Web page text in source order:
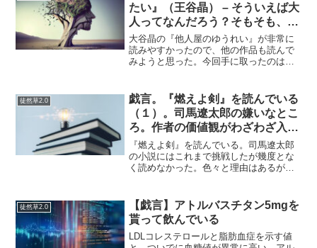
たい』（王谷晶） – そういえば大
人ってなんだろう？そもそも、大
人がフィクションだろう？？-
大谷晶の『他人屋のゆうれい』が非常に
読みやすかったので、他の作品も読んで
みようと思った。今回手に取ったのは、
なんだよな」と共感できることが多く、
みんなだいたい同じこ...
徒然草2.0
戯言。『燃えよ剣』を読んでいる
（１）。司馬遼太郎の嫌いなとこ
ろ。作者の価値観がわざわざ入る
ところ。
『燃えよ剣』を読んでいる。司馬遼太郎
の小説にはこれまで挑戦したが幾度とな
く読めなかった。色々と理由はあるが、
中の六社明神の祭礼であった。俗に、く
らやみ祭といわれる。歳...
徒然草2.0
【戯言】アトルバスチタン5mgを
貰って飲んでいる
LDLコレステロールと脂肪血症を示す値